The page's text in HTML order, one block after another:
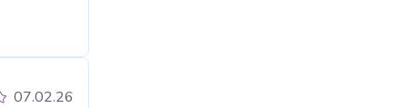
07.02.26